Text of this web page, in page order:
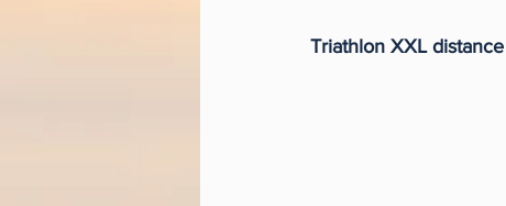
Triathlon XXL